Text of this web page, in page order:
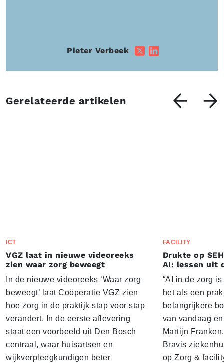
Pieter Verbeek
Gerelateerde artikelen
ICT
VGZ laat in nieuwe videoreeks
zien waar zorg beweegt
In de nieuwe videoreeks ‘Waar zorg
beweegt’ laat Coöperatie VGZ zien
hoe zorg in de praktijk stap voor stap
verandert. In de eerste aflevering
staat een voorbeeld uit Den Bosch
centraal, waar huisartsen en
wijkverpleegkundigen beter
FACILITY
Drukte op
AI: lessen uit
“AI in de zorg
het als een
belangrijkere
van vandaag
Martijn
Bravis
op Zorg &